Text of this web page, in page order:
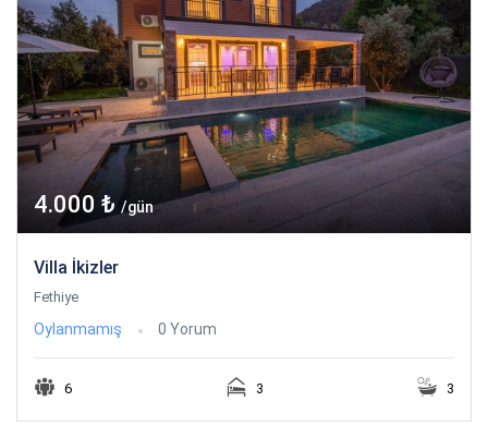
4.000 ₺/gün
Villa İkizler
Fethiye
Oylanmamış 0 Yorum
6 3 3